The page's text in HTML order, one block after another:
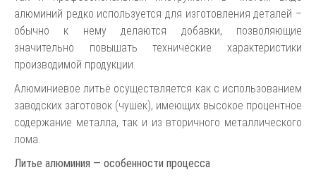
алюминий редко используется для изготовления деталей –
обычно к нему делаются добавки, позволяющие
значительно повышать технические характеристики
производимой продукции.
Алюминиевое литьё осуществляется как с использованием
заводских заготовок (чушек), имеющих высокое процентное
содержание металла, так и из вторичного металлического
лома.
Литье алюминия — особенности процесса